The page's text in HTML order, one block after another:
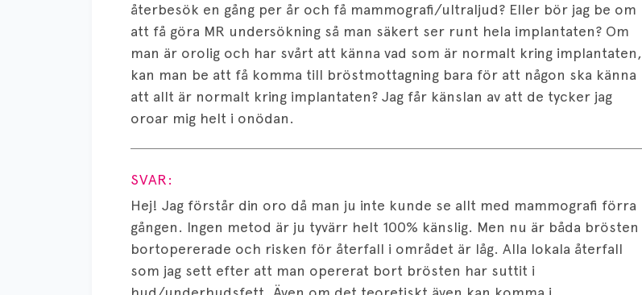
återbesök en gång per år och få mammografi/ultraljud? Eller bör jag be om
att få göra MR undersökning så man säkert ser runt hela implantaten? Om
man är orolig och har svårt att känna vad som är normalt kring implantaten,
kan man be att få komma till bröstmottagning bara för att någon ska känna
att allt är normalt kring implantaten? Jag får känslan av att de tycker jag
oroar mig helt i onödan.
Visa svar
SVAR:
Hej! Jag förstår din oro då man ju inte kunde se allt med mammografi förra
gången. Ingen metod är ju tyvärr helt 100% känslig. Men nu är båda brösten
bortopererade och risken för återfall i området är låg. Alla lokala återfall
som jag sett efter att man opererat bort brösten har suttit i